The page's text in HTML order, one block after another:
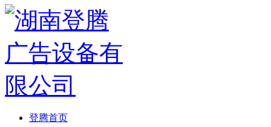
登腾首页